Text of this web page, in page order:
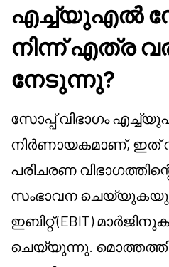
എച്ച്യു‌എൽ
നിന്ന് എത്ര
നേടുന്നു?
സോപ്പ് വിഭാഗം
നിർണായകമാണ്, ഇത്
പരിചരണ
സംഭാവന ചെയ്യുകയും
ഇബിറ്റ് (EBIT)
ചെയ്യുന്നു.